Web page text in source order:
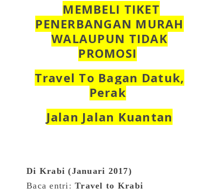
MEMBELI TIKET
PENERBANGAN MURAH
WALAUPUN TIDAK
PROMOSI
Travel To Bagan Datuk,
Perak
Jalan Jalan Kuantan
Di Krabi (Januari 2017)
Baca entri:Travel to Krabi